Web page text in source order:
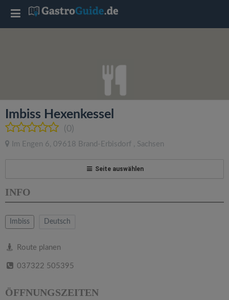
Imbiss Hexenkessel
(0)
Im Engen 6, 09618 Brand-Erbisdorf , Sachsen
Seite auswählen
INFO
Imbiss Deutsch
Route planen
037322 505395
ÖFFNUNGSZEITEN
T
l
e
a
v